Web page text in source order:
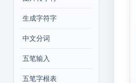
生成字符字
中文分词
五笔输入
五笔字根表